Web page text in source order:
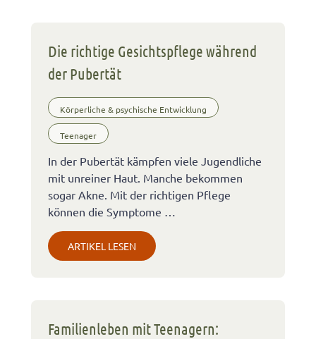
Die richtige Gesichtspflege während
der Pubertät
Körperliche & psychische Entwicklung
Teenager
In der Pubertät kämpfen viele Jugendliche
mit unreiner Haut. Manche bekommen
sogar Akne. Mit der richtigen Pflege
können die Symptome …
ARTIKEL LESEN
Familienleben mit Teenagern: